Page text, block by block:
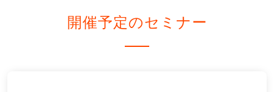
開催予定のセミナー